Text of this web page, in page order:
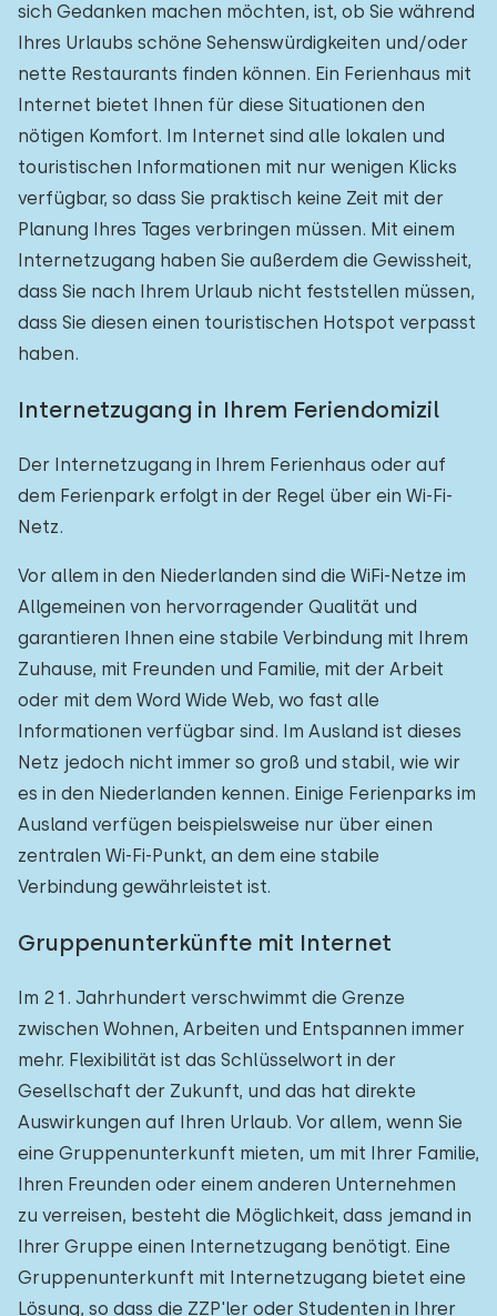
sich Gedanken machen möchten, ist, ob Sie während
Ihres Urlaubs schöne Sehenswürdigkeiten und/oder
nette Restaurants finden können. Ein Ferienhaus mit
Internet bietet Ihnen für diese Situationen den
nötigen Komfort. Im Internet sind alle lokalen und
touristischen Informationen mit nur wenigen Klicks
verfügbar, so dass Sie praktisch keine Zeit mit der
Planung Ihres Tages verbringen müssen. Mit einem
Internetzugang haben Sie außerdem die Gewissheit,
dass Sie nach Ihrem Urlaub nicht feststellen müssen,
dass Sie diesen einen touristischen Hotspot verpasst
haben.
Internetzugang in Ihrem Feriendomizil
Der Internetzugang in Ihrem Ferienhaus oder auf
dem Ferienpark erfolgt in der Regel über ein Wi-Fi-
Netz.
Vor allem in den Niederlanden sind die WiFi-Netze im
Allgemeinen von hervorragender Qualität und
garantieren Ihnen eine stabile Verbindung mit Ihrem
Zuhause, mit Freunden und Familie, mit der Arbeit
oder mit dem Word Wide Web, wo fast alle
Informationen verfügbar sind. Im Ausland ist dieses
Netz jedoch nicht immer so groß und stabil, wie wir
es in den Niederlanden kennen. Einige Ferienparks im
Ausland verfügen beispielsweise nur über einen
zentralen Wi-Fi-Punkt, an dem eine stabile
Verbindung gewährleistet ist.
Gruppenunterkünfte mit Internet
Im 21. Jahrhundert verschwimmt die Grenze
zwischen Wohnen, Arbeiten und Entspannen immer
mehr. Flexibilität ist das Schlüsselwort in der
Gesellschaft der Zukunft, und das hat direkte
Auswirkungen auf Ihren Urlaub. Vor allem, wenn Sie
eine Gruppenunterkunft mieten, um mit Ihrer Familie,
Ihren Freunden oder einem anderen Unternehmen
zu verreisen, besteht die Möglichkeit, dass jemand in
Ihrer Gruppe einen Internetzugang benötigt. Eine
Gruppenunterkunft mit Internetzugang bietet eine
Lösung, so dass die ZZP'ler oder Studenten in Ihrer